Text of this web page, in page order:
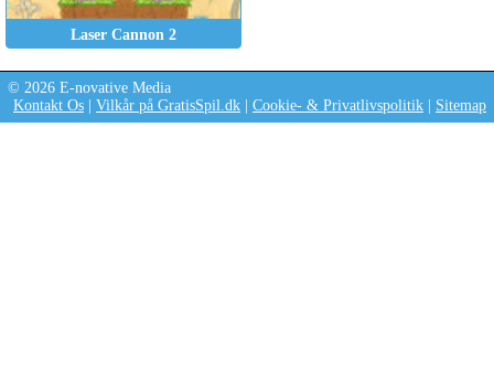
Laser Cannon 2
© 2026 E-novative Media
Kontakt Os
Vilkår på GratisSpil.dk Cookie- & Privatlivspolitik Sitemap